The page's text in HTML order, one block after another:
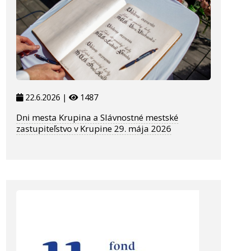
22.6.2026 | 1487
Dni mesta Krupina a Slávnostné mestské
zastupiteľstvo v Krupine 29. mája 2026